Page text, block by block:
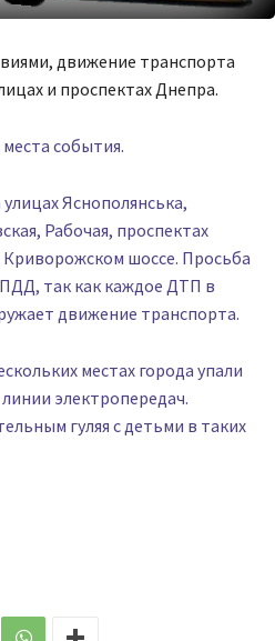
движение транспорта
и проспектах Днепра.
события.
Яснополянська,
Рабочая, проспектах
шоссе. Просьба
так как каждое ДТП в
движение транспорта.
местах города упали
электропередач.
гуляя с детьми в таких